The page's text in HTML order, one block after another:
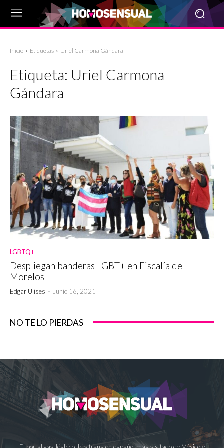
Inicio Etiquetas Uriel Carmona Gándara
Etiqueta: Uriel Carmona
Gándara
LGBTQ+
Despliegan banderas LGBT+ en Fiscalía de
Morelos
Edgar Ulises - Junio 16, 2021
NO TE LO PIERDAS